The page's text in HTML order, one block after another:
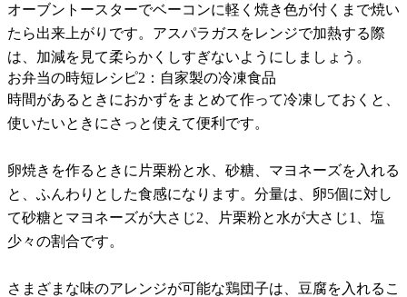
オーブントースターでベーコンに軽く焼き色が付くまで焼い
たら出来上がりです。アスパラガスをレンジで加熱する際
は、加減を見て柔らかくしすぎないようにしましょう。
お弁当の時短レシピ2：自家製の冷凍食品
時間があるときにおかずをまとめて作って冷凍しておくと、
使いたいときにさっと使えて便利です。
卵焼きを作るときに片栗粉と水、砂糖、マヨネーズを入れる
と、ふんわりとした食感になります。分量は、卵5個に対し
て砂糖とマヨネーズが大さじ2、片栗粉と水が大さじ1、塩
少々の割合です。
さまざまな味のアレンジが可能な鶏団子は、豆腐を入れるこ